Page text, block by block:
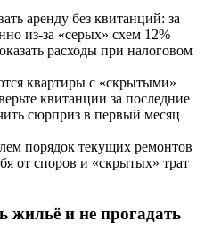
аренду без квитанций: за
из-за «серых» схем 12%
расходы при налоговом
квартиры с «скрытыми»
квитанции за последние
сюрприз в первый месяц
порядок текущих ремонтов
от споров и «скрытых» трат
и не прогадать